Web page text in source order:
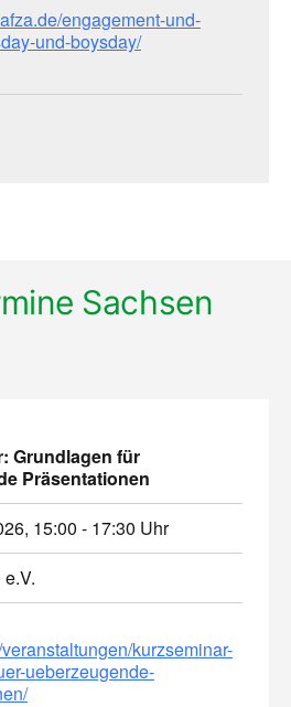
engagement-und-
und-boysday/
Sachsen
Grundlagen für
Präsentationen
15:00 - 17:30 Uhr
kurzseminar-
ueberzeugende-